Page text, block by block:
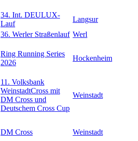
34. Int. DEULUX-
Lauf
Langsur
36. Werler Straßenlauf Werl
Ring Running Series
2026
Hockenheim
11. Volksbank
WeinstadtCross mit
DM Cross und
Deutschem Cross Cup
Weinstadt
DM Cross Weinstadt